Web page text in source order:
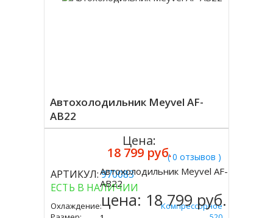
Автохолодильник Meyvel AF-
AB22
( 0 отзывов )
АРТИКУЛ:970083
ЕСТЬ В НАЛИЧИИ
Охлаждение:
Компрессорное
Цена:
18 799 руб.
Купить
Автохолодильник Meyvel AF-
AB22
цена: 18 799 руб.